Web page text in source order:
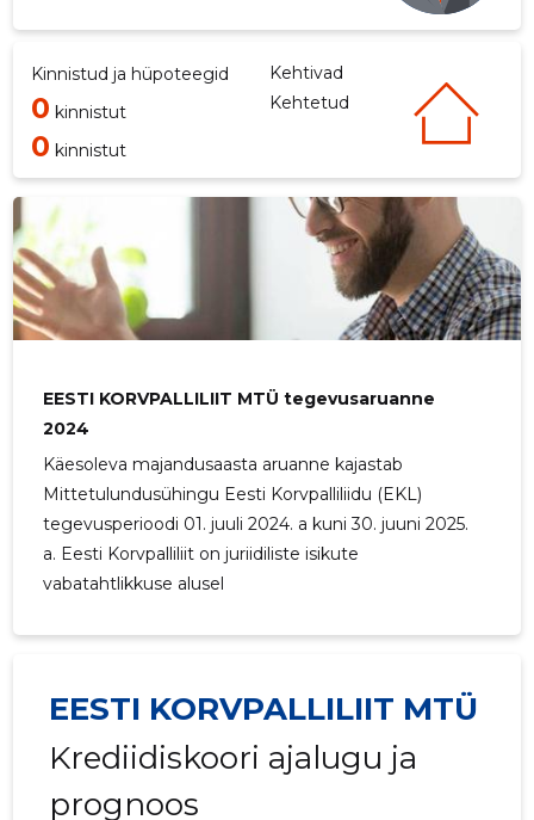
Kinnistud ja hüpoteegid Kehtivad
0 kinnistut Kehtetud
0 kinnistut
EESTI KORVPALLILIIT MTÜ tegevusaruanne
2024
Käesoleva majandusaasta aruanne kajastab
Mittetulundusühingu Eesti Korvpalliliidu (EKL)
tegevusperioodi 01. juuli 2024. a kuni 30. juuni 2025.
a. Eesti Korvpalliliit on juriidiliste isikute
vabatahtlikkuse alusel
EESTI KORVPALLILIIT MTÜ
Krediidiskoori ajalugu ja
prognoos